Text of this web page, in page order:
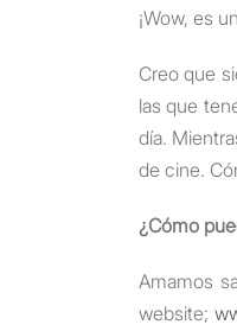
¡Wow, es
Creo que
las que
día.
de cine.
¿Cómo
Amamos
website;